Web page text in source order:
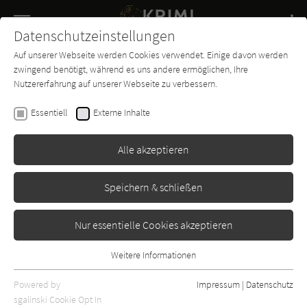
SUCHE
Buch-
Entdecker
Forum Charts
Friedrich Kalpenstein
Prost, auf die Sportler
(Kommissar Tischler ermittelt
13)
Edition M Erscheint vsl.: September 2026
Datenschutzeinstellungen
Auf unserer Webseite werden Cookies verwendet. Einige davon werden
zwingend benötigt, während es uns andere ermöglichen, Ihre
Nutzererfahrung auf unserer Webseite zu verbessern.
Essentiell Externe Inhalte
Alle akzeptieren
Speichern & schließen
Nur essentielle Cookies akzeptieren
Essentielle Cookies werden für grundlegende Funktionen der
Webseite benötigt. Dadurch ist gewährleistet, dass die Webseite
Weitere Informationen
Powered by
sgalinski Cookie Opt In
Impressum | Datenschutz